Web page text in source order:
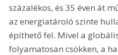
százalékos, és 35 éven át
az energiatároló szinte
építhető fel. Mivel a
folyamatosan csökken, a